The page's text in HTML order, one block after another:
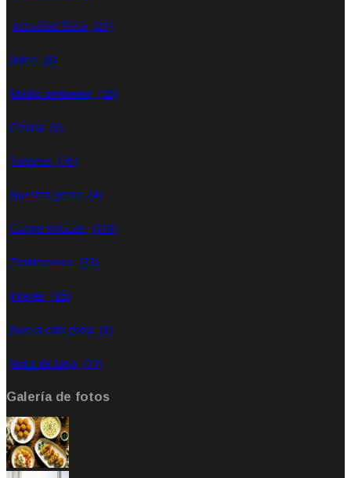
Actividad física (21)
Video (8)
Medio ambiente (26)
Cocina (0)
Turismo (76)
Nuestra gente (4)
Coope noticias (310)
Testimonios (33)
Interés (25)
Nueva categoría (0)
Nota de tapa (77)
Galería de fotos